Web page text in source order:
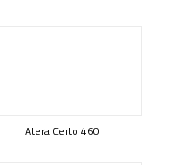
Atera Certo 460